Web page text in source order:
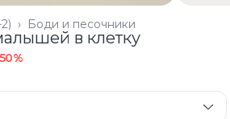
Боди и песочники
›
в клетку
%